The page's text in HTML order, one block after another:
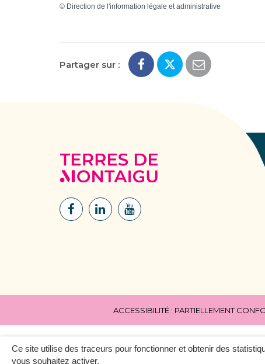
Ce site utilise des traceurs pour fonctionner et obtenir des
vous souhaitez activer.
© Direction de l'information légale et administrative
Partager sur :
Lien
Lien
Lien
ACCESSIBILITÉ : PARTIELLEMENT